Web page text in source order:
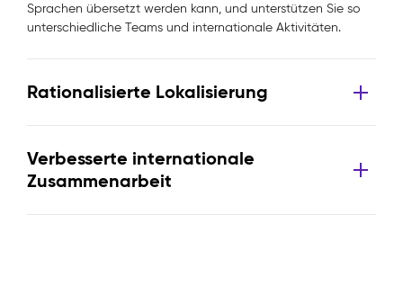
Sprachen übersetzt werden kann, und unterstützen Sie so
unterschiedliche Teams und internationale Aktivitäten.
Rationalisierte Lokalisierung
Verbesserte internationale
Zusammenarbeit